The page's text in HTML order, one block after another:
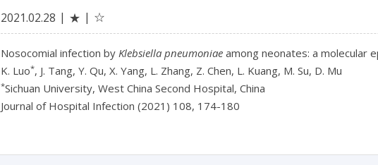
2021.02.28 ★ ☆
Nosocomial infection by Klebsiella pneumoniae among neonates: a molecular
K. Luo*, J. Tang, Y. Qu, X. Yang, L. Zhang, Z. Chen, L. Kuang, M. Su, D. Mu
*Sichuan University, West China Second Hospital, China
Journal of Hospital Infection (2021) 108, 174-180